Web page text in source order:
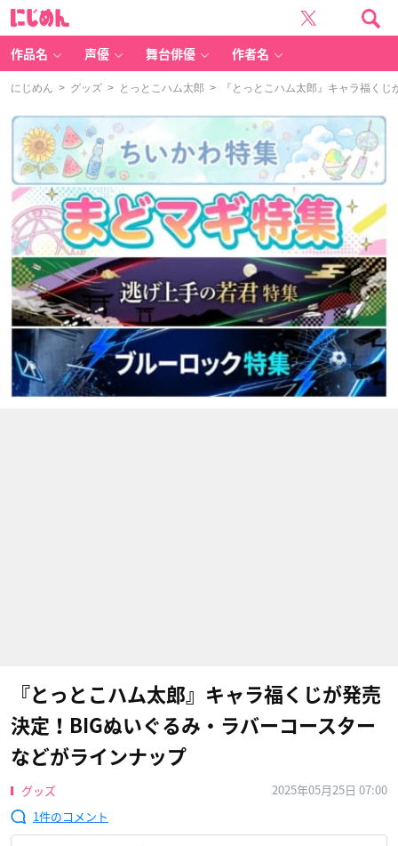
作品名 声優 舞台俳優 作者名
にじめん > グッズ > とっとこハム太郎 > 『とっとこハム太郎』キャラ福くじ
『とっとこハム太郎』キャラ福くじが発売
決定！BIGぬいぐるみ・ラバーコースター
などがラインナップ
グッズ
2025年05月25日 07:00
1